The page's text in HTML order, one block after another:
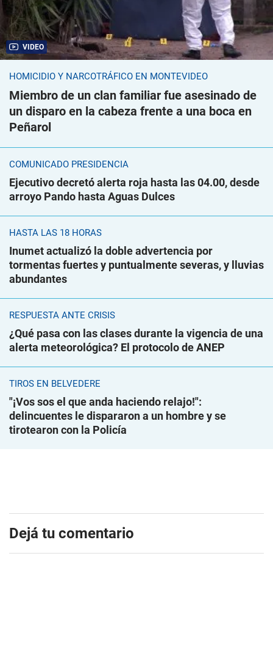
VIDEO
HOMICIDIO Y NARCOTRÁFICO EN MONTEVIDEO
Miembro de un clan familiar fue asesinado de
un disparo en la cabeza frente a una boca en
Peñarol
COMUNICADO PRESIDENCIA
Ejecutivo decretó alerta roja hasta las 04.00, desde
arroyo Pando hasta Aguas Dulces
HASTA LAS 18 HORAS
Inumet actualizó la doble advertencia por
tormentas fuertes y puntualmente severas, y lluvias
abundantes
RESPUESTA ANTE CRISIS
¿Qué pasa con las clases durante la vigencia de una
alerta meteorológica? El protocolo de ANEP
TIROS EN BELVEDERE
"¡Vos sos el que anda haciendo relajo!":
delincuentes le dispararon a un hombre y se
tirotearon con la Policía
Dejá tu comentario